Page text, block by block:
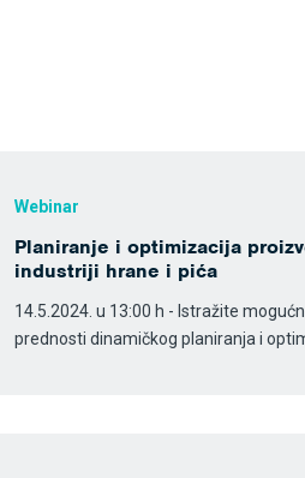
Webinar
Planiranje i optimizacija
industriji hrane i pića
14.5.2024. u 13:00 h - Istražite
prednosti dinamičkog planiranja i